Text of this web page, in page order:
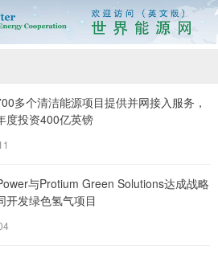
多个清洁能源项目提供并网接入服务，
度投资400亿英镑
与Protium Green Solutions达成战略
开发绿色氢气项目